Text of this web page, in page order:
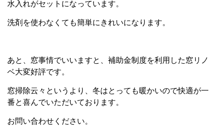
水入れがセットになっています。
洗剤を使わなくても簡単にきれいになります。
あと、窓事情でいいますと、補助金制度を利用した窓リノ
ベ大変好評です。
窓掃除云々というより、冬はとっても暖かいので快適が一
番と喜んでいただいております。
お問い合わせください。